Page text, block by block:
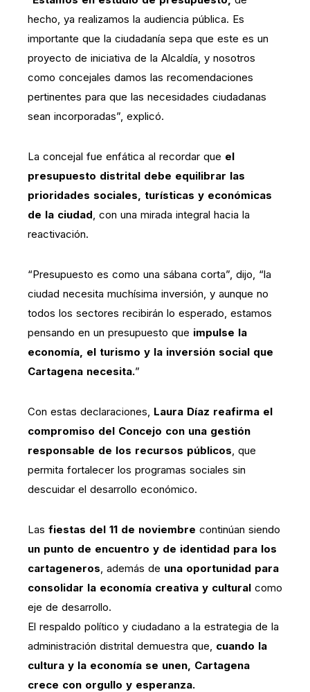
hecho, ya realizamos la audiencia pública. Es
importante que la ciudadanía sepa que este es un
proyecto de iniciativa de la Alcaldía, y nosotros
como concejales damos las recomendaciones
pertinentes para que las necesidades ciudadanas
sean incorporadas”, explicó.
La concejal fue enfática al recordar que el
presupuesto distrital debe equilibrar las
prioridades sociales, turísticas y económicas
de la ciudad, con una mirada integral hacia la
reactivación.
“Presupuesto es como una sábana corta”, dijo, “la
ciudad necesita muchísima inversión, y aunque no
todos los sectores recibirán lo esperado, estamos
pensando en un presupuesto que impulse la
economía, el turismo y la inversión social que
Cartagena necesita.”
Con estas declaraciones, Laura Díaz reafirma el
compromiso del Concejo con una gestión
responsable de los recursos públicos, que
permita fortalecer los programas sociales sin
descuidar el desarrollo económico.
Las fiestas del 11 de noviembre continúan siendo
un punto de encuentro y de identidad para los
cartageneros, además de una oportunidad para
consolidar la economía creativa y cultural como
eje de desarrollo.
El respaldo político y ciudadano a la estrategia de la
administración distrital demuestra que, cuando la
cultura y la economía se unen, Cartagena
crece con orgullo y esperanza.